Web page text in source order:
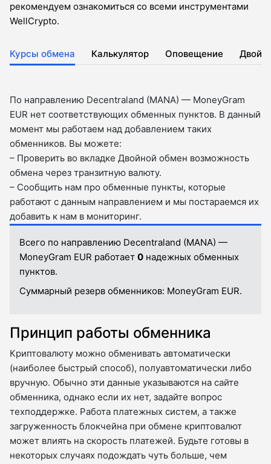
рекомендуем ознакомиться со всеми инструментами
WellCrypto.
Курсы обмена Калькулятор Оповещение
По направлению Decentraland (MANA) — MoneyGram
EUR нет соответствующих обменных пунктов. В данный
момент мы работаем над добавлением таких
обменников. Вы можете:
– Проверить во вкладкe Двойной обмен возможность
обмена через транзитную валюту.
– Сообщить нам про обменные пункты, которые
работают с данным направлением и мы постараемся их
добавить к нам в мониторинг.
Всего по направлению Decentraland (MANA) —
MoneyGram EUR работает 0 надежных обменных
пунктов.
Суммарный резерв обменников: MoneyGram EUR.
Принцип работы обменника
Криптовалюту можно обменивать автоматически
(наиболее быстрый способ), полуавтоматически либо
вручную. Обычно эти данные указываются на сайте
обменника, однако если их нет, задайте вопрос
техподдержке. Работа платежных систем, а также
загруженность блокчейна при обмене криптовалют
может влиять на скорость платежей. Будьте готовы в
некоторых случаях подождать чуть больше, чем